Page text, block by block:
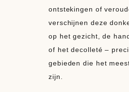
ontstekingen of
verschijnen deze
op het gezicht, de
of het decolleté –
gebieden die het
zijn.